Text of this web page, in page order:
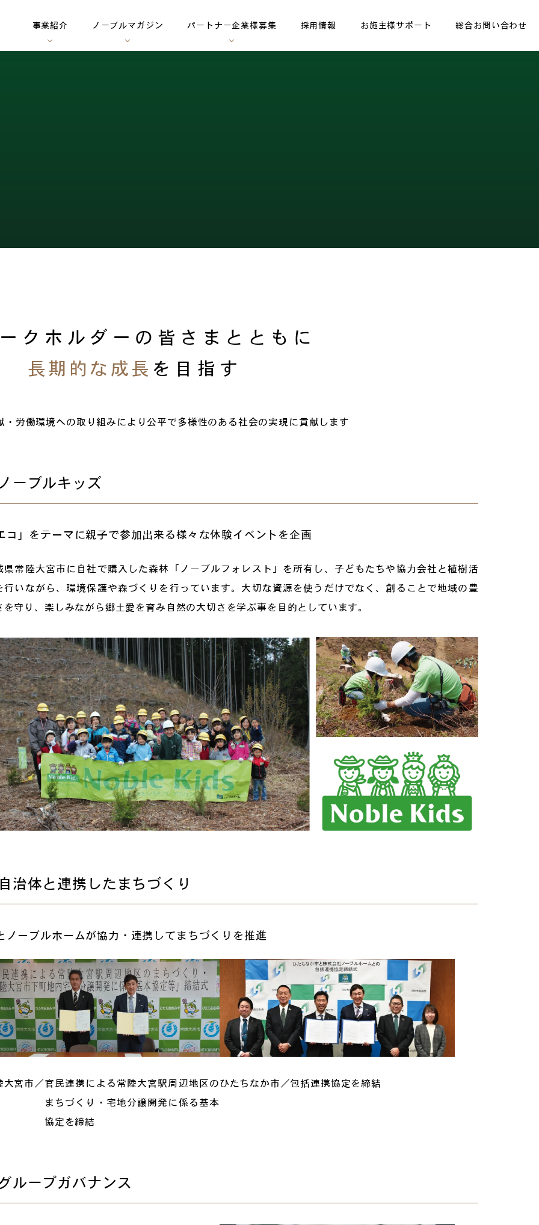
事業紹介 ノーブルマガジン パートナー企業様募集 採用情報 お施主様サポート 総合お問い合わせ
クホルダーの 皆さまとともに
長期的な成長 を目指す
・労働環境への取り組みにより公平で多様性のある社会の実現に貢献します
ノーブルキッズ
コ」をテーマに親子で参加出来る様々な体験イベントを企画
県常陸大宮市に自社で購入した森林「ノーブルフォレスト」を所有し、子どもたちや協力会社と植樹活
行いながら、環境保護や森づくりを行っています。大切な資源を使うだけでなく、創ることで地域の豊
を守り、楽しみながら郷土愛を育み自然の大切さを学ぶ事を目的としています。
自治体と連携したまちづくり
ノーブルホームが協力・連携してまちづくりを推進
大宮市／官民連携による常陸大宮駅周辺地区の
まちづくり・宅地分譲開発に係る基本
協定を締結
ひたちなか市／包括連携協定を締結
ループガバナンス